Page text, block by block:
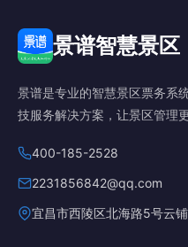
景谱智慧景区
景谱是专业的智慧景区票务系
技服务解决方案，让景区管理更
400-185-2528
2231856842@qq.com
宜昌市西陵区北海路5号云